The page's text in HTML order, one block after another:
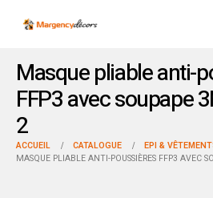
Masque pliable anti-
FFP3 avec soupape
2
ACCUEIL CATALOGUE EPI &
MASQUE PLIABLE ANTI-POUSSIÈRES FFP3 AVEC